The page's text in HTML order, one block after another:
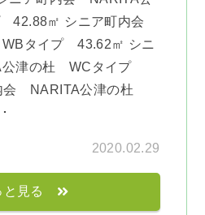
42.88㎡ シニア町内会
タイプ 43.62㎡ シニ
津の杜 WCタイプ
会 NARITA公津の杜
2020.02.29
と見る